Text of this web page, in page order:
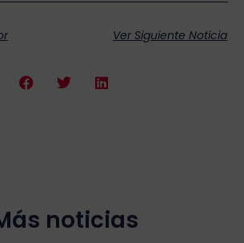
Ver Siguiente Noticia
noticias